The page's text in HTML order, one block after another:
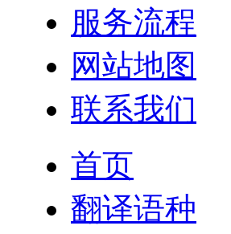
服务流程
网站地图
联系我们
首页
翻译语种